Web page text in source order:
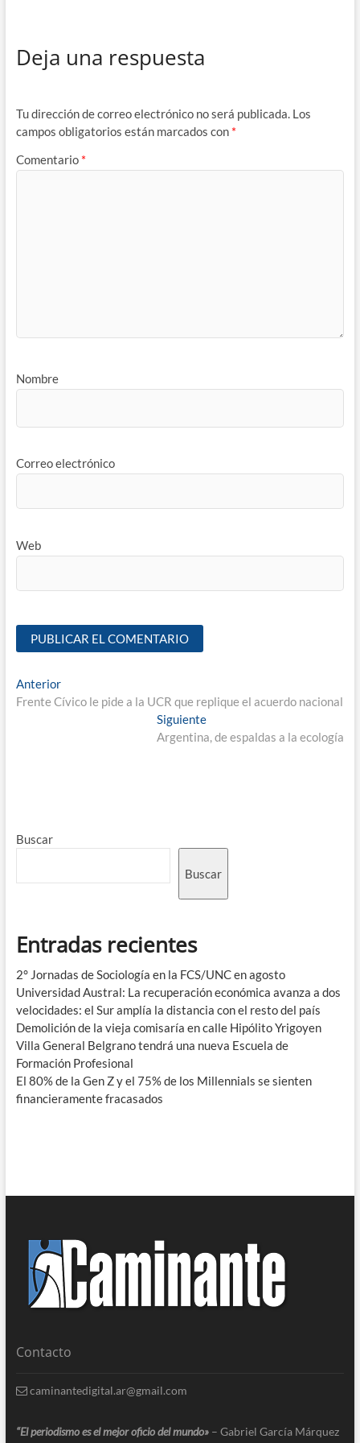
Deja una respuesta
Tu dirección de correo electrónico no será publicada. Los
campos obligatorios están marcados con *
Comentario *
Nombre
Correo electrónico
Web
Anterior
Frente Cívico le pide a la UCR que replique el acuerdo nacional
Siguiente
Argentina, de espaldas a la ecología
Buscar
Buscar
Entradas recientes
2° Jornadas de Sociología en la FCS/UNC en agosto
Universidad Austral: La recuperación económica avanza a dos
velocidades: el Sur amplía la distancia con el resto del país
Demolición de la vieja comisaría en calle Hipólito Yrigoyen
Villa General Belgrano tendrá una nueva Escuela de
Formación Profesional
El 80% de la Gen Z y el 75% de los Millennials se sienten
financieramente fracasados
Contacto
caminantedigital.ar@gmail.com
“El periodismo es el mejor oficio del mundo» – Gabriel García Márquez